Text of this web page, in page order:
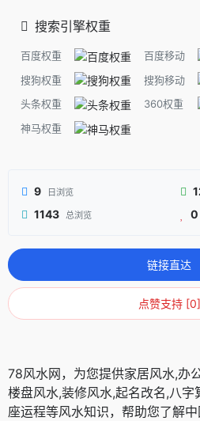
搜索引擎权重
百度权重
百度移动
搜狗权重
搜狗移动
头条权重
360权重
神马权重
9 日浏览
1143 总浏览 0
链接直达
点赞支持 [0]
78风水网，为您提供家居风水,办
楼盘风水,装修风水,起名改名,八字
座运程等风水知识，帮助您了解